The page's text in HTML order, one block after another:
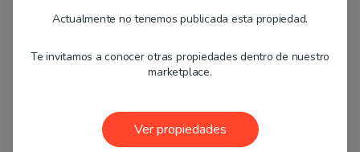
Gastos comunes aprox.$50.000
Características
Actualmente no tenemos publicada esta propiedad.
Te invitamos a conocer otras propiedades dentro de nuestro
marketplace.
Ver propiedades